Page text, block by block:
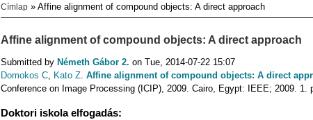
You are here
Címlap » Affine alignment of compound objects: A direct approach
Affine alignment of compound objects: A direct approach
Submitted by Németh Gábor 2. on Tue, 2014-07-22 15:07
Domokos C, Kato Z. Affine alignment of compound objects: A direct
Conference on Image Processing (ICIP), 2009. Cairo, Egypt: IEEE; 2009. 1.
Doktori iskola elfogadás: